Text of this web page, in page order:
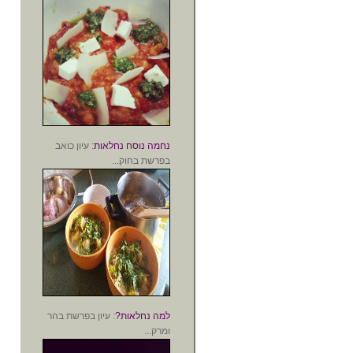
נחמה נוסח נחלאות: עיון כואב
בפרשת בחוק...
למה נחלאות?: עיון בפרשת בהר
ומרק...